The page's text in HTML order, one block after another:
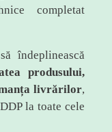
completat
îndeplinească
produsului,
livrărilor,
la toate cele